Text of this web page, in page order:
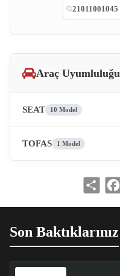
21011001045
Araç Uyumluluğu
SEAT 10 Model
TOFAS 1 Model
Share
Son Baktıklarınız